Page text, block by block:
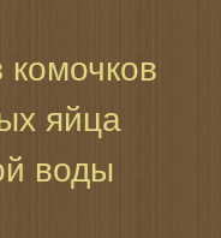
яйца
воды